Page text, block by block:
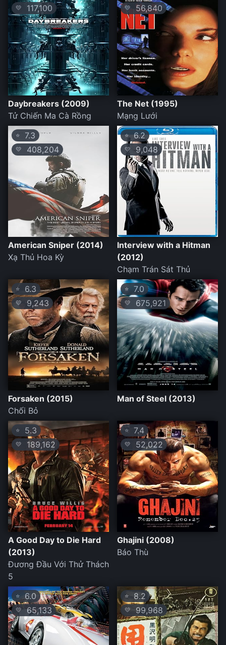
💛 117,100
Daybreakers (2009)
Tử Chiến Ma Cà Rồng
💛 56,840
The Net (1995)
Mạng Lưới
⭐ 7.3
💛 408,204
American Sniper (2014)
Xạ Thủ Hoa Kỳ
⭐6.2
💛 9,048
Interview with a Hitman
(2012)
Chạm Trán Sát Thủ
⭐ 6.3
💛 9,243
Forsaken (2015)
Chối Bỏ
⭐ 7.0
💛 675,921
Man of Steel (2013)
⭐ 5.3
💛 189,162
A Good Day to Die Hard
(2013)
Đương Đầu Với Thử Thách
5
⭐ 7.4
💛 52,022
Ghajini (2008)
Báo Thù
⭐ 6.0
💛 65,133
⭐ 8.2
💛 99,968